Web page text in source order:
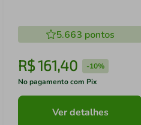
5.663 pontos
R$161,40 -10%
No pagamento com Pix
Ver detalhes